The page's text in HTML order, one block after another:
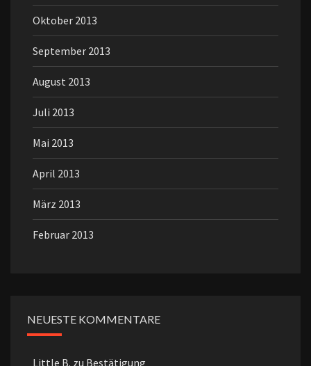
Oktober 2013
September 2013
August 2013
Juli 2013
Mai 2013
April 2013
März 2013
Februar 2013
NEUESTE KOMMENTARE
Little B. zu Bestätigung